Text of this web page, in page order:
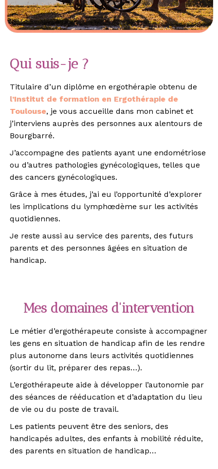
Qui suis-je ?
Titulaire d’un diplôme en ergothérapie obtenu de
l’Institut de formation en Ergothérapie de
Toulouse, je vous accueille dans mon cabinet et
j’interviens auprès des personnes aux alentours de
Bourgbarré.
J’accompagne des patients ayant une endométriose
ou d’autres pathologies gynécologiques, telles que
des cancers gynécologiques.
Grâce à mes études, j’ai eu l’opportunité d’explorer
les implications du lymphœdème sur les activités
quotidiennes.
Je reste aussi au service des parents, des futurs
parents et des personnes âgées en situation de
handicap.
Mes domaines d'intervention
Le métier d’ergothérapeute consiste à accompagner
les gens en situation de handicap afin de les rendre
plus autonome dans leurs activités quotidiennes
(sortir du lit, préparer des repas…).
L’ergothérapeute aide à développer l’autonomie par
des séances de rééducation et d’adaptation du lieu
de vie ou du poste de travail.
Les patients peuvent être des seniors, des
handicapés adultes, des enfants à mobilité réduite,
des parents en situation de handicap…